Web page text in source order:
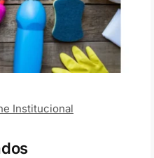
Institucional